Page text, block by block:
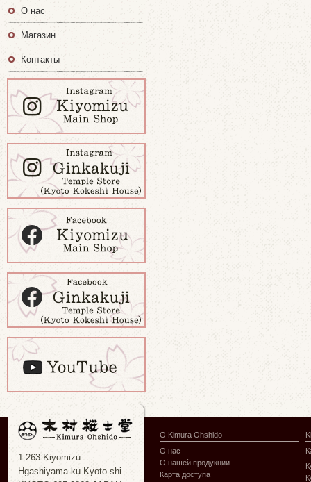
О нас
Магазин
Контакты
1-263 Kiyomizu
Hgashiyama-ku Kyoto-shi
О Kimura Ohshido
О нас
О нашей продукции
Карта доступа